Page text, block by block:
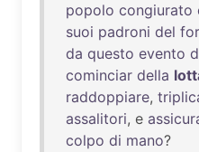
popolo congiurato
suoi padroni del
da questo evento
cominciar della
raddoppiare,
assalitori, e
colpo di mano?